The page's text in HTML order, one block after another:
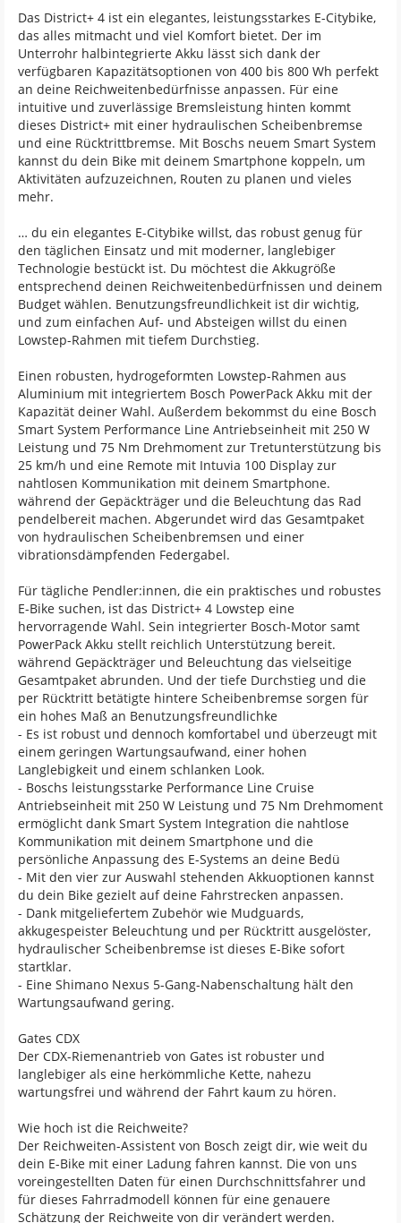
Das District+ 4 ist ein elegantes, leistungsstarkes E-Citybike,
das alles mitmacht und viel Komfort bietet. Der im
Unterrohr halbintegrierte Akku lässt sich dank der
verfügbaren Kapazitätsoptionen von 400 bis 800 Wh perfekt
an deine Reichweitenbedürfnisse anpassen. Für eine
intuitive und zuverlässige Bremsleistung hinten kommt
dieses District+ mit einer hydraulischen Scheibenbremse
und eine Rücktrittbremse. Mit Boschs neuem Smart System
kannst du dein Bike mit deinem Smartphone koppeln, um
Aktivitäten aufzuzeichnen, Routen zu planen und vieles
mehr.
… du ein elegantes E-Citybike willst, das robust genug für
den täglichen Einsatz und mit moderner, langlebiger
Technologie bestückt ist. Du möchtest die Akkugröße
entsprechend deinen Reichweitenbedürfnissen und deinem
Budget wählen. Benutzungsfreundlichkeit ist dir wichtig,
und zum einfachen Auf- und Absteigen willst du einen
Lowstep-Rahmen mit tiefem Durchstieg.
Einen robusten, hydrogeformten Lowstep-Rahmen aus
Aluminium mit integriertem Bosch PowerPack Akku mit der
Kapazität deiner Wahl. Außerdem bekommst du eine Bosch
Smart System Performance Line Antriebseinheit mit 250 W
Leistung und 75 Nm Drehmoment zur Tretunterstützung bis
25 km/h und eine Remote mit Intuvia 100 Display zur
nahtlosen Kommunikation mit deinem Smartphone.
während der Gepäckträger und die Beleuchtung das Rad
pendelbereit machen. Abgerundet wird das Gesamtpaket
von hydraulischen Scheibenbremsen und einer
vibrationsdämpfenden Federgabel.
Für tägliche Pendler:innen, die ein praktisches und robustes
E-Bike suchen, ist das District+ 4 Lowstep eine
hervorragende Wahl. Sein integrierter Bosch-Motor samt
PowerPack Akku stellt reichlich Unterstützung bereit.
während Gepäckträger und Beleuchtung das vielseitige
Gesamtpaket abrunden. Und der tiefe Durchstieg und die
per Rücktritt betätigte hintere Scheibenbremse sorgen für
ein hohes Maß an Benutzungsfreundlichke
- Es ist robust und dennoch komfortabel und überzeugt mit
einem geringen Wartungsaufwand, einer hohen
Langlebigkeit und einem schlanken Look.
- Boschs leistungsstarke Performance Line Cruise
Antriebseinheit mit 250 W Leistung und 75 Nm Drehmoment
ermöglicht dank Smart System Integration die nahtlose
Kommunikation mit deinem Smartphone und die
persönliche Anpassung des E-Systems an deine Bedü
- Mit den vier zur Auswahl stehenden Akkuoptionen kannst
du dein Bike gezielt auf deine Fahrstrecken anpassen.
- Dank mitgeliefertem Zubehör wie Mudguards,
akkugespeister Beleuchtung und per Rücktritt ausgelöster,
hydraulischer Scheibenbremse ist dieses E-Bike sofort
startklar.
- Eine Shimano Nexus 5-Gang-Nabenschaltung hält den
Wartungsaufwand gering.
Gates CDX
Der CDX-Riemenantrieb von Gates ist robuster und
langlebiger als eine herkömmliche Kette, nahezu
wartungsfrei und während der Fahrt kaum zu hören.
Wie hoch ist die Reichweite?
Der Reichweiten-Assistent von Bosch zeigt dir, wie weit du
dein E-Bike mit einer Ladung fahren kannst. Die von uns
voreingestellten Daten für einen Durchschnittsfahrer und
für dieses Fahrradmodell können für eine genauere
Schätzung der Reichweite von dir verändert werden.